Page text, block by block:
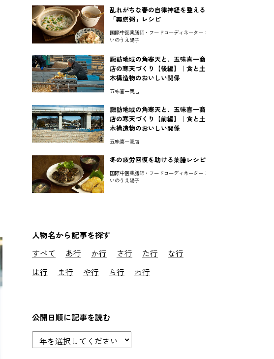
乱れがちな春の自律神経を整える
「薬膳粥」レシピ
国際中医薬膳師・フードコーディネーター：
いのうえ陽子
諏訪地域の角寒天と、五味喜一商
店の寒天づくり【後編】｜食と土
木構造物のおいしい関係
五味喜一商店
諏訪地域の角寒天と、五味喜一商
店の寒天づくり【前編】｜食と土
木構造物のおいしい関係
五味喜一商店
冬の疲労回復を助ける薬膳レシピ
国際中医薬膳師・フードコーディネーター：
いのうえ陽子
人物名から記事を探す
すべて あ行 か行 さ行 た行
な行
は行
ま行 や行 ら行 わ行
公開日順に記事を読む